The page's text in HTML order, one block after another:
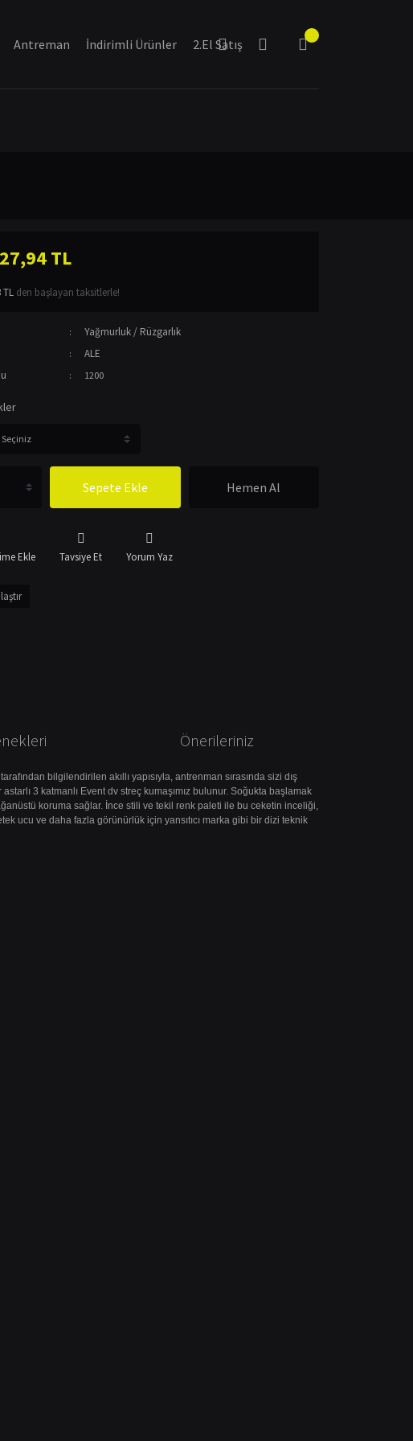
Antreman İndirimli Ürünler 2.El Satış
TL
TL den başlayan taksitlerle!
Yağmurluk / Rüzgarlık
ALE
1200
Sepete Ekle Hemen Al
Tavsiye Et Yorum Yaz
Önerileriniz
bilgilendirilen akıllı yapısıyla, antrenman sırasında sizi dış
3 katmanlı Event dv streç kumaşımız bulunur. Soğukta başlamak
koruma sağlar. İnce stili ve tekil renk paleti ile bu ceketin inceliği,
ucu ve daha fazla görünürlük için yansıtıcı marka gibi bir dizi teknik